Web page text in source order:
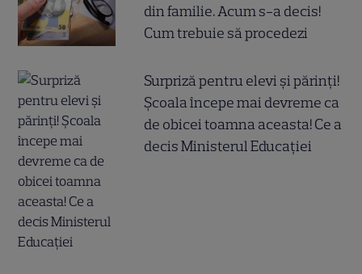
din familie. Acum s-a decis!
Cum trebuie să procedezi
Surpriză pentru elevi și părinți!
Școala începe mai devreme ca
de obicei toamna aceasta! Ce a
decis Ministerul Educației